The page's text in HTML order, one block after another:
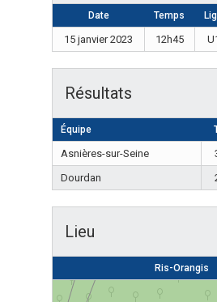
Date Temps
15 janvier 2023 12h45
Résultats
Équipe
Asnières-sur-Seine
Dourdan
Lieu
Ris-Orangis